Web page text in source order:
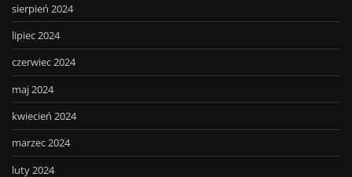
sierpień 2024
lipiec 2024
czerwiec 2024
maj 2024
kwiecień 2024
marzec 2024
luty 2024